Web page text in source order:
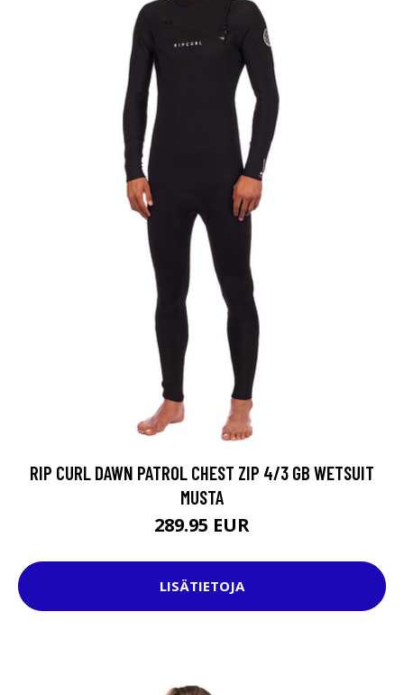
RIP CURL DAWN PATROL CHEST ZIP 4/3 GB WETSUIT
MUSTA
289.95 EUR
LISÄTIETOJA